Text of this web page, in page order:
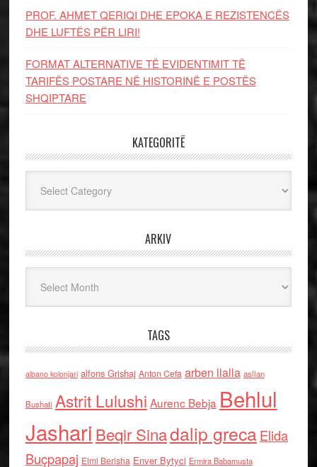
PROF. AHMET QERIQI DHE EPOKA E REZISTENCЁS
DHE LUFTЁS PЁR LIRI!
FORMAT ALTERNATIVE TË EVIDENTIMIT TË
TARIFËS POSTARE NË HISTORINË E POSTËS
SHQIPTARE
KATEGORITË
ARKIV
TAGS
albano kolonjari alfons Grishaj Anton Cefa arben llalla asllan
Bushati Astrit Lulushi Aurenc Bebja Behlul
Jashari Beqir Sinadalip grecaElida
Buçpapaj Elmi Berisha Enver Bytyci Ermira Babamusta